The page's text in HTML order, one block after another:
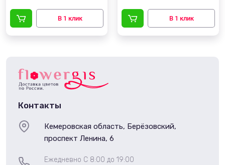
Контакты
Ежедневно С 8:00 до 19:00
Кемеровская область, Берёзовский,
проспект Ленина, 6